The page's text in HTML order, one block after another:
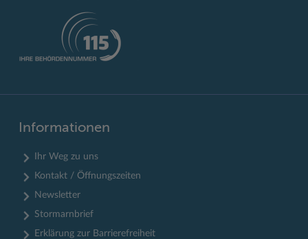
Informationen
Ihr Weg zu uns
Kontakt / Öffnungszeiten
Newsletter
Stormarnbrief
Erklärung zur Barrierefreiheit